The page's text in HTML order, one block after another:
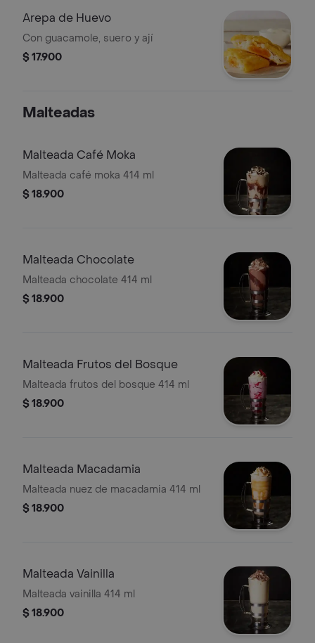
Arepa de Huevo
Con guacamole, suero y ají
$ 17.900
Malteadas
Malteada Café Moka
Malteada café moka 414 ml
$ 18.900
Malteada Chocolate
Malteada chocolate 414 ml
$ 18.900
Malteada Frutos del Bosque
Malteada frutos del bosque 414 ml
$ 18.900
Malteada Macadamia
Malteada nuez de macadamia 414 ml
$ 18.900
Malteada Vainilla
Malteada vainilla 414 ml
$ 18.900